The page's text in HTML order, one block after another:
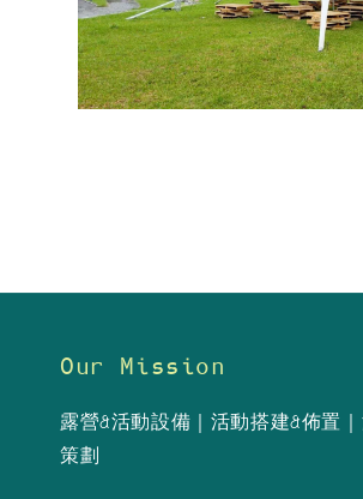
Our Mission
露營&活動設備｜活動搭建&佈置
策劃